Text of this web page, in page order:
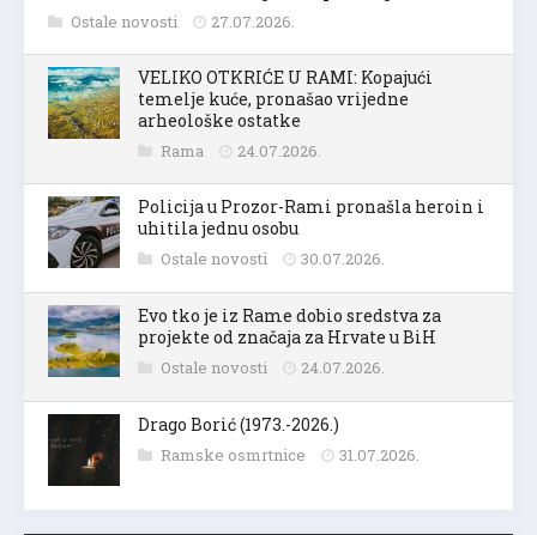
Ostale novosti 27.07.2026.
VELIKO OTKRIĆE U RAMI: Kopajući
temelje kuće, pronašao vrijedne
arheološke ostatke
Rama 24.07.2026.
Policija u Prozor-Rami pronašla heroin i
uhitila jednu osobu
Ostale novosti 30.07.2026.
Evo tko je iz Rame dobio sredstva za
projekte od značaja za Hrvate u BiH
Ostale novosti 24.07.2026.
Drago Borić (1973.-2026.)
Ramske osmrtnice 31.07.2026.